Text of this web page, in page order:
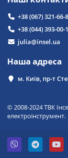
+38 (067) 321-66-
+38 (044) 393-00-
julia@insel.ua
Наша адреса
м. Київ, пр-т
© 2008-2024 ТВК